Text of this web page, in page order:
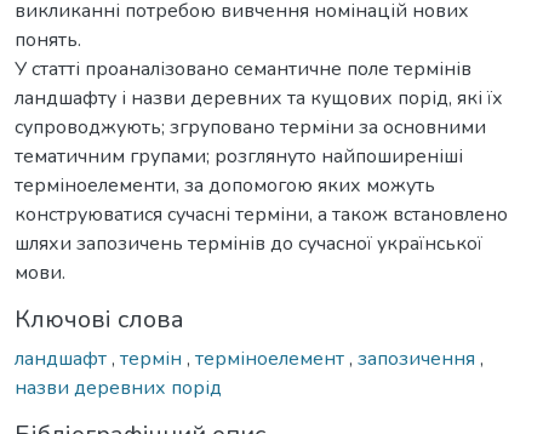
викликанні потребою вивчення номінацій нових
понять.
У статті проаналізовано семантичне поле термінів
ландшафту і назви деревних та кущових порід, які їх
супроводжують; згруповано терміни за основними
тематичним групами; розглянуто найпоширеніші
терміноелементи, за допомогою яких можуть
конструюватися сучасні терміни, а також встановлено
шляхи запозичень термінів до сучасної української
мови.
Ключові слова
ландшафт, термін , терміноелемент, запозичення ,
назви деревних порід